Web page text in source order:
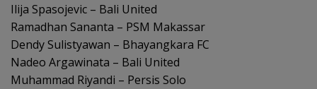
Ilija Spasojevic – Bali United
Ramadhan Sananta – PSM Makassar
Dendy Sulistyawan – Bhayangkara FC
Nadeo Argawinata – Bali United
Muhammad Riyandi – Persis Solo